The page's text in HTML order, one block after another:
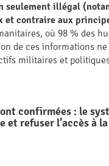
seulement illégal
et contraire aux
où 98 % des
de ces informations
militaires et
confirmées : le
et refuser l’accès à